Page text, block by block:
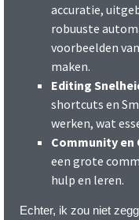
accuratie,
robuuste
voorbeelden
maken.
Editing
shortcuts en
werken, wat
Community en
een grote
hulp en leren.
Echter, ik zou niet